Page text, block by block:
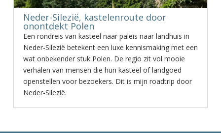
Neder-Silezië, kastelenroute door
onontdekt Polen
Een rondreis van kasteel naar paleis naar landhuis in
Neder-Silezië betekent een luxe kennismaking met een
wat onbekender stuk Polen. De regio zit vol mooie
verhalen van mensen die hun kasteel of landgoed
openstellen voor bezoekers. Dit is mijn roadtrip door
Neder-Silezië.